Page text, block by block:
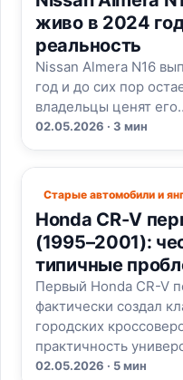
живо в 2024
реальность
Nissan Almera N16
год и до сих пор
владельцы ценят
02.05.2026 · 3 мин
Старые автомобили и
Honda CR-V
(1995–2001):
типичные
смотреть при
Первый Honda CR-V
фактически создал
городских
практичность
02.05.2026 · 5 мин